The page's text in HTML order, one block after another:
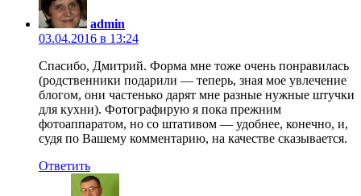
admin
03.04.2016 в 13:24
Спасибо, Дмитрий. Форма мне тоже очень понравилась
(родственники подарили — теперь, зная мое увлечение
блогом, они частенько дарят мне разные нужные штучки
для кухни). Фотографирую я пока прежним
фотоаппаратом, но со штативом — удобнее, конечно, и,
судя по Вашему комментарию, на качестве сказывается.
Ответить